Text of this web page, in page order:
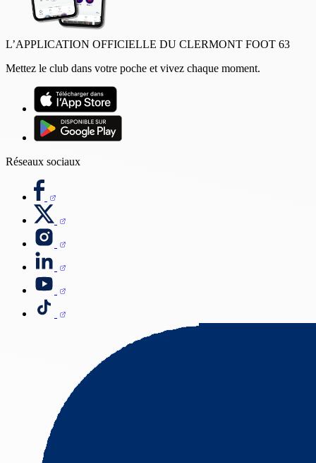
L’APPLICATION OFFICIELLE DU CLERMONT FOOT 63
Mettez le club dans votre poche et vivez chaque moment.
Réseaux sociaux